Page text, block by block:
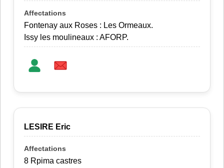
Fontenay aux Roses : Les Ormeaux.
Issy les moulineaux : AFORP.
LESIRE Eric
8 Rpima castres